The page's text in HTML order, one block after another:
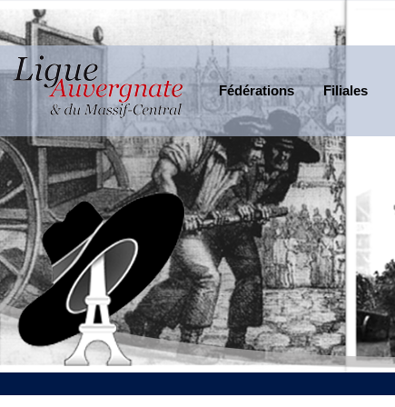
Fédérations Filiales